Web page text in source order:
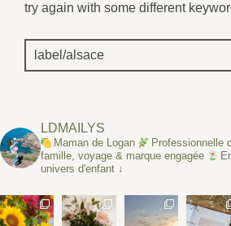
try again with some different
Search
for:
LDMAILYS
Maman de Logan Professionnelle
famille, voyage & marque engagée
univers d'enfant ↓